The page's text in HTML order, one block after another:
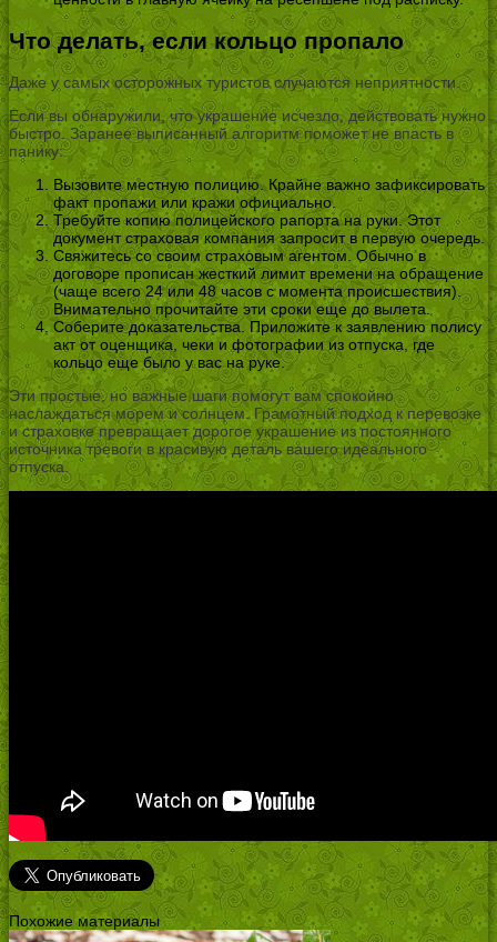
Что делать, если кольцо пропало
Даже у самых осторожных туристов случаются неприятности.
Если вы обнаружили, что украшение исчезло, действовать нужно
быстро. Заранее выписанный алгоритм поможет не впасть в
панику:
Вызовите местную полицию. Крайне важно зафиксировать
факт пропажи или кражи официально.
Требуйте копию полицейского рапорта на руки. Этот
документ страховая компания запросит в первую очередь.
Свяжитесь со своим страховым агентом. Обычно в
договоре прописан жесткий лимит времени на обращение
(чаще всего 24 или 48 часов с момента происшествия).
Внимательно прочитайте эти сроки еще до вылета.
Соберите доказательства. Приложите к заявлению полису
акт от оценщика, чеки и фотографии из отпуска, где
кольцо еще было у вас на руке.
Эти простые, но важные шаги помогут вам спокойно
наслаждаться морем и солнцем. Грамотный подход к перевозке
и страховке превращает дорогое украшение из постоянного
источника тревоги в красивую деталь вашего идеального
отпуска.
Похожие материалы